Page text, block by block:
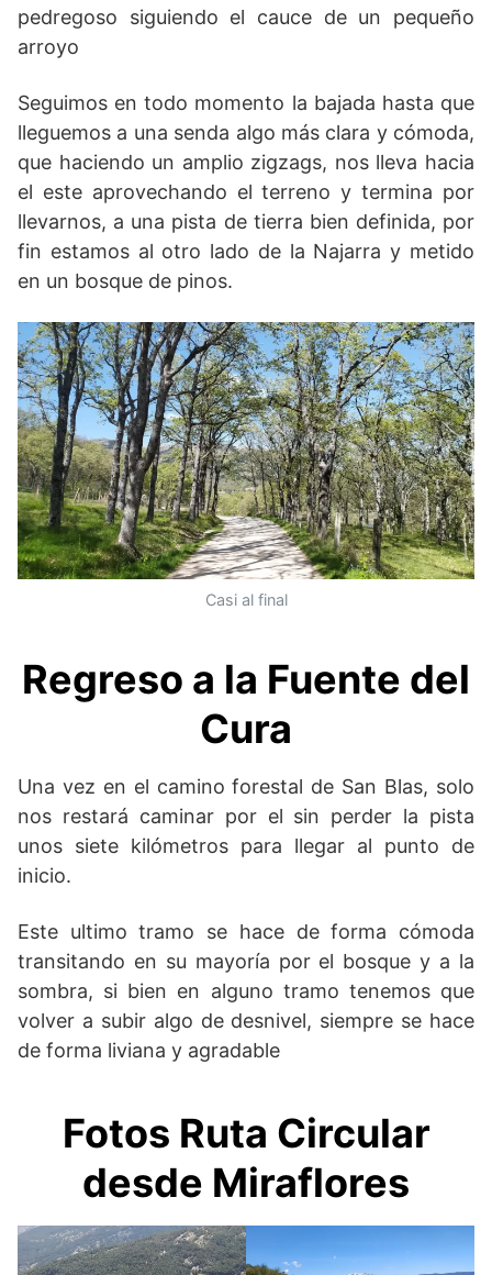
pedregoso siguiendo el cauce de un pequeño
arroyo
Seguimos en todo momento la bajada hasta que
lleguemos a una senda algo más clara y cómoda,
que haciendo un amplio zigzags, nos lleva hacia
el este aprovechando el terreno y termina por
llevarnos, a una pista de tierra bien definida, por
fin estamos al otro lado de la Najarra y metido
en un bosque de pinos.
Casi al final
Regreso a la Fuente del
Cura
Una vez en el camino forestal de San Blas, solo
nos restará caminar por el sin perder la pista
unos siete kilómetros para llegar al punto de
inicio.
Este ultimo tramo se hace de forma cómoda
transitando en su mayoría por el bosque y a la
sombra, si bien en alguno tramo tenemos que
volver a subir algo de desnivel, siempre se hace
de forma liviana y agradable
Fotos Ruta Circular
desde Miraflores